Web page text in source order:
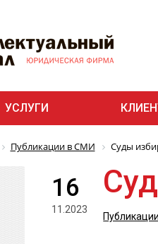
УСЛУГИ
Публикации в СМИ Суды
16
11.2023